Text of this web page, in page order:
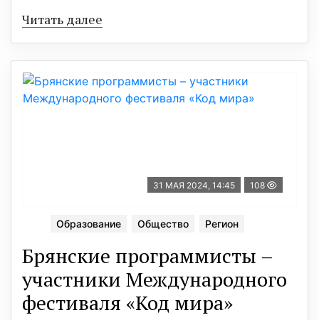
Читать далее
31 МАЯ 2024, 14:45 108
Образование Общество Регион
Брянские программисты –
участники Международного
фестиваля «Код мира»